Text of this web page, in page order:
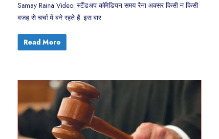
Samay Raina Video: स्टैंडअप कॉमेडियन समय रैना अक्सर किसी न किसी
वजह से चर्चा में बने रहते हैं. इस बार
Read More